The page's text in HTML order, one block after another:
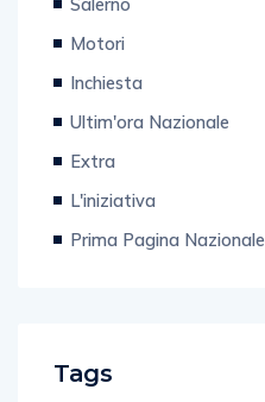
Motori
Inchiesta
Ultim'ora Nazionale
Extra
L'iniziativa
Prima Pagina Nazionale
Tags